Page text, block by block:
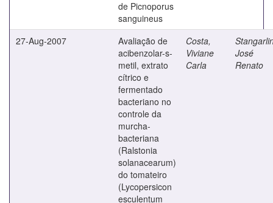
de Picnoporus
sanguineus
27-Aug-2007
Avaliação de
acibenzolar-s-
metil, extrato
cítrico e
fermentado
bacteriano no
controle da
murcha-
bacteriana
(Ralstonia
solanacearum)
do tomateiro
(Lycopersicon
esculentum
Costa,
Viviane
Carla
José
Renato